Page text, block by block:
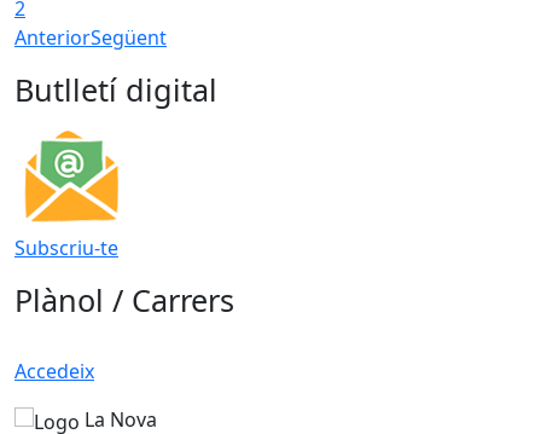
2
AnteriorSegüent
Butlletí digital
Subscriu-te
Plànol / Carrers
Accedeix
La Nova